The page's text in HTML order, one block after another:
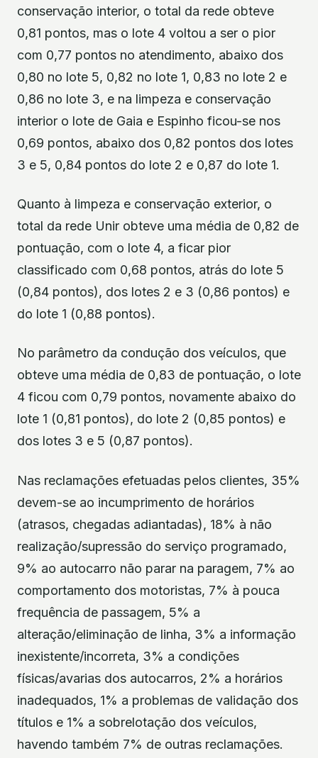
conservação interior, o total da rede obteve
0,81 pontos, mas o lote 4 voltou a ser o pior
com 0,77 pontos no atendimento, abaixo dos
0,80 no lote 5, 0,82 no lote 1, 0,83 no lote 2 e
0,86 no lote 3, e na limpeza e conservação
interior o lote de Gaia e Espinho ficou-se nos
0,69 pontos, abaixo dos 0,82 pontos dos lotes
3 e 5, 0,84 pontos do lote 2 e 0,87 do lote 1.
Quanto à limpeza e conservação exterior, o
total da rede Unir obteve uma média de 0,82 de
pontuação, com o lote 4, a ficar pior
classificado com 0,68 pontos, atrás do lote 5
(0,84 pontos), dos lotes 2 e 3 (0,86 pontos) e
do lote 1 (0,88 pontos).
No parâmetro da condução dos veículos, que
obteve uma média de 0,83 de pontuação, o lote
4 ficou com 0,79 pontos, novamente abaixo do
lote 1 (0,81 pontos), do lote 2 (0,85 pontos) e
dos lotes 3 e 5 (0,87 pontos).
Nas reclamações efetuadas pelos clientes, 35%
devem-se ao incumprimento de horários
(atrasos, chegadas adiantadas), 18% à não
realização/supressão do serviço programado,
9% ao autocarro não parar na paragem, 7% ao
comportamento dos motoristas, 7% à pouca
frequência de passagem, 5% a
alteração/eliminação de linha, 3% a informação
inexistente/incorreta, 3% a condições
físicas/avarias dos autocarros, 2% a horários
inadequados, 1% a problemas de validação dos
títulos e 1% a sobrelotação dos veículos,
havendo também 7% de outras reclamações.